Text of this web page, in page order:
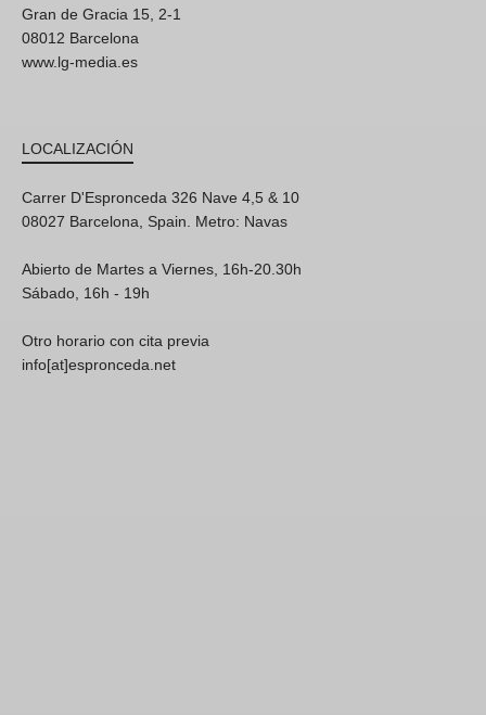
Gran de Gracia 15, 2-1
08012 Barcelona
www.lg-media.es
LOCALIZACIÓN
Carrer D'Espronceda 326 Nave 4,5 & 10
08027 Barcelona, Spain. Metro: Navas
Abierto de Martes a Viernes, 16h-20.30h
Sábado, 16h - 19h
Otro horario con cita previa
info[at]espronceda.net